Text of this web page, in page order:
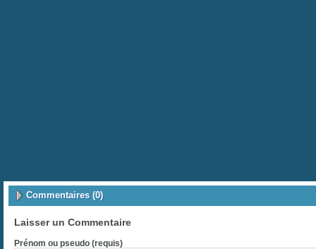
Commentaires (0)
Laisser un Commentaire
Prénom ou pseudo (requis)